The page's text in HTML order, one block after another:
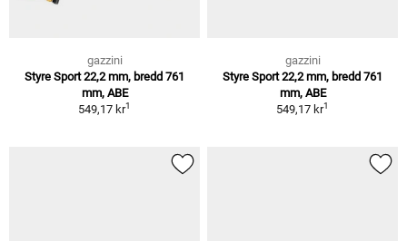
gazzini
Styre Sport 22,2 mm, bredd 761
mm, ABE
549,17 kr1
gazzini
Styre Sport 22,2 mm, bredd 761
mm, ABE
549,17 kr1